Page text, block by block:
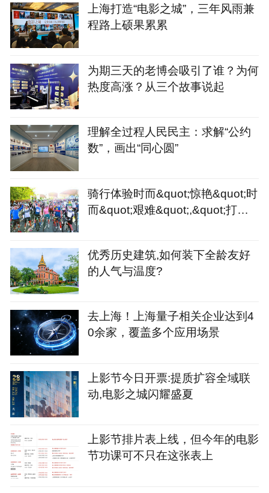
上海打造“电影之城”，三年风雨兼
程路上硕果累累
为期三天的老博会吸引了谁？为何
热度高涨？从三个故事说起
理解全过程人民民主：求解“公约
数”，画出“同心圆”
骑行体验时而&quot;惊艳&quot;时
而&quot;艰难&quot;,&quot;打造
优秀历史建筑,如何装下全龄友好
的人气与温度?
去上海！上海量子相关企业达到4
0余家，覆盖多个应用场景
上影节今日开票:提质扩容全域联
动,电影之城闪耀盛夏
上影节排片表上线，但今年的电影
节功课可不只在这张表上